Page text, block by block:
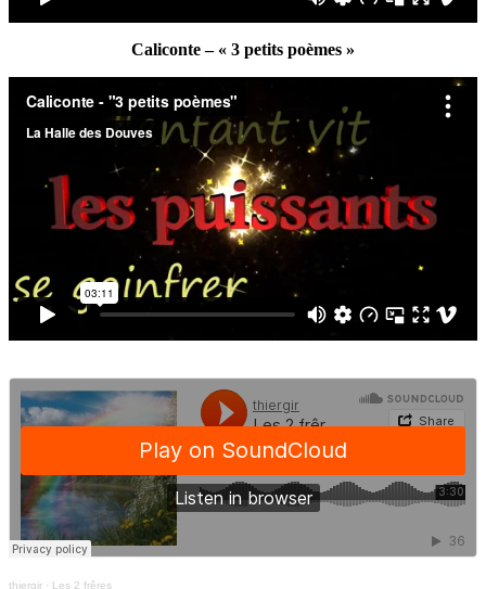
Caliconte – « 3 petits poèmes »
thiergir · Les 2 frêres